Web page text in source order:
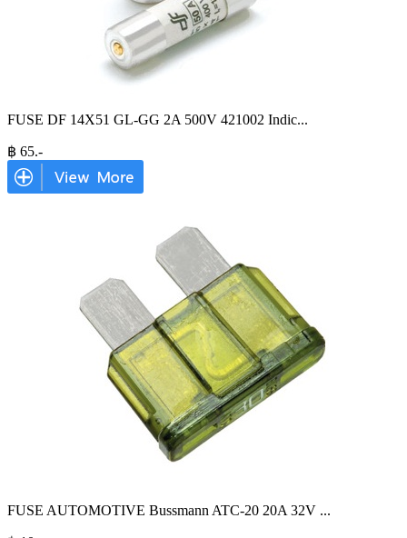
FUSE DF 14X51 GL-GG 2A 500V 421002 Indic...
฿ 65.-
FUSE AUTOMOTIVE Bussmann ATC-20 20A 32V ...